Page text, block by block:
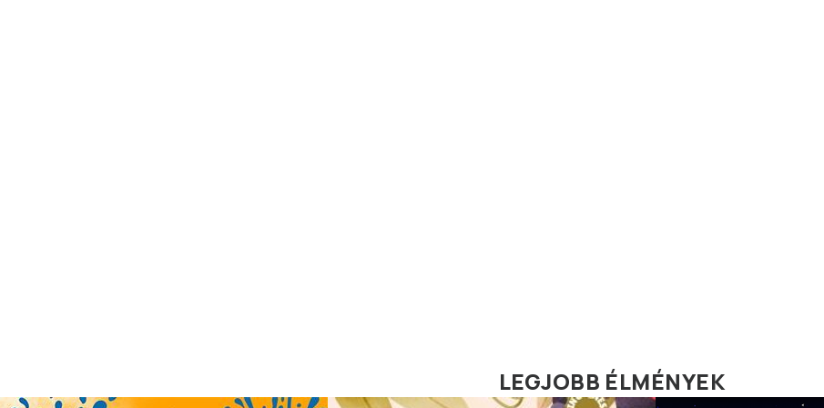
LEGJOBB ÉLMÉNYEK